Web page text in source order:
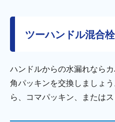
ツーハンドル混合
ハンドルからの水漏れなら
角パッキンを交換しましょ
ら、コマパッキン、または